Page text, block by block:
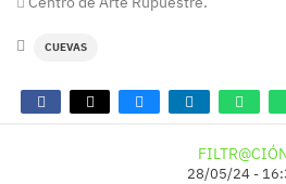
CUEVAS
28/05/24 -